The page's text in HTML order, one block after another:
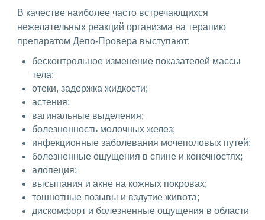
В качестве наиболее часто встречающихся
нежелательных реакций организма на терапию
препаратом Депо-Провера выступают:
бесконтрольное изменение показателей массы
тела;
отеки, задержка жидкости;
астения;
вагинальные выделения;
болезненность молочных желез;
инфекционные заболевания мочеполовых путей;
болезненные ощущения в спине и конечностях;
алопеция;
высыпания и акне на кожных покровах;
тошнотные позывы и вздутие живота;
дискомфорт и болезненные ощущения в области